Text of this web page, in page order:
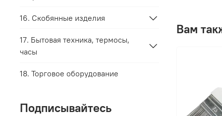
Вам
16. Скобянные изделия
17. Бытовая техника, термосы,
часы
18. Торговое оборудование
Подписывайтесь